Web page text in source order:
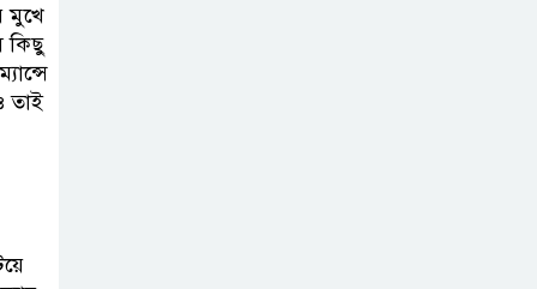
মুখে
কিছু
তাই